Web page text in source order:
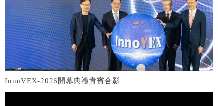
InnoVEX-2026開幕典禮貴賓合影